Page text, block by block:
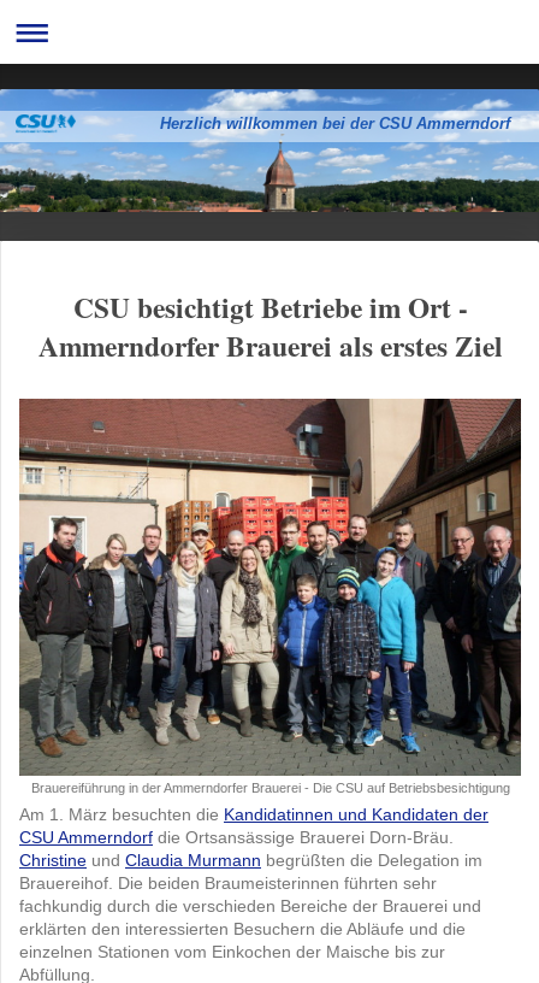
Herzlich willkommen bei der CSU Ammerndorf
CSU besichtigt Betriebe im Ort -
Ammerndorfer Brauerei als erstes Ziel
Brauereiführung in der Ammerndorfer Brauerei - Die CSU auf Betriebsbesichtigung
Am 1. März besuchten die Kandidatinnen und Kandidaten der
CSU Ammerndorf die Ortsansässige Brauerei Dorn-Bräu.
Christine und Claudia Murmann begrüßten die Delegation im
Brauereihof. Die beiden Braumeisterinnen führten sehr
fachkundig durch die verschieden Bereiche der Brauerei und
erklärten den interessierten Besuchern die Abläufe und die
einzelnen Stationen vom Einkochen der Maische bis zur
Abfüllung.